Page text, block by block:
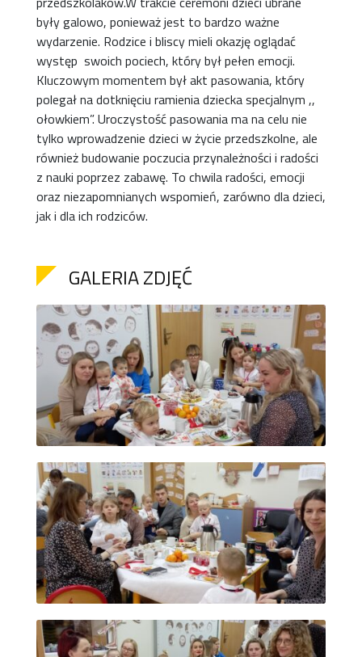
były galowo, ponieważ jest to bardzo ważne
wydarzenie. Rodzice i bliscy mieli okazję oglądać
występ swoich pociech, który był pełen emocji.
Kluczowym momentem był akt pasowania, który
polegał na dotknięciu ramienia dziecka specjalnym ,,
ołowkiem”. Uroczystość pasowania ma na celu nie
tylko wprowadzenie dzieci w życie przedszkolne, ale
również budowanie poczucia przynależności i radości
z nauki poprzez zabawę. To chwila radości, emocji
oraz niezapomnianych wspomień, zarówno dla dzieci,
jak i dla ich rodziców.
GALERIA ZDJĘĆ